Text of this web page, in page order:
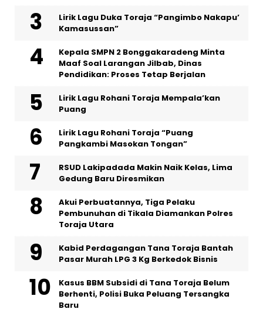
Lirik Lagu Duka Toraja “Pangimbo Nakapu’
Kamasussan”
Kepala SMPN 2 Bonggakaradeng Minta
Maaf Soal Larangan Jilbab, Dinas
Pendidikan: Proses Tetap Berjalan
Lirik Lagu Rohani Toraja Mempala’kan
Puang
Lirik Lagu Rohani Toraja “Puang
Pangkambi Masokan Tongan”
RSUD Lakipadada Makin Naik Kelas, Lima
Gedung Baru Diresmikan
Akui Perbuatannya, Tiga Pelaku
Pembunuhan di Tikala Diamankan Polres
Toraja Utara
Kabid Perdagangan Tana Toraja Bantah
Pasar Murah LPG 3 Kg Berkedok Bisnis
Kasus BBM Subsidi di Tana Toraja Belum
Berhenti, Polisi Buka Peluang Tersangka
Baru